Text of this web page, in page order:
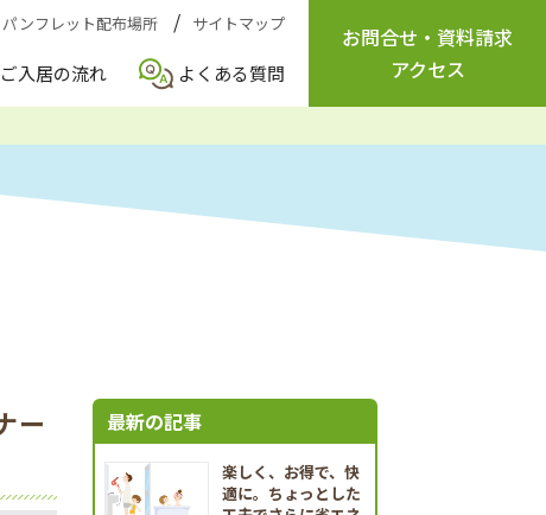
パンフレット配布場所 サイトマップ
ご入居の流れ よくある質問
お問合せ ・ 資料請求
アクセス
ー
最新の記事
楽しく、お得で、快
適に。ちょっとした